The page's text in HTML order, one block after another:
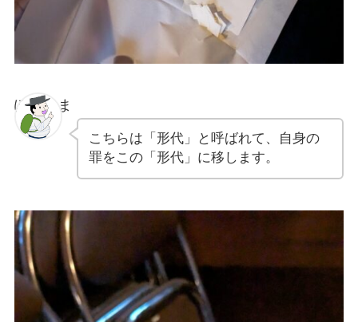
ぽちゃま
こちらは「形代」と呼ばれて、自身の
罪をこの「形代」に移します。